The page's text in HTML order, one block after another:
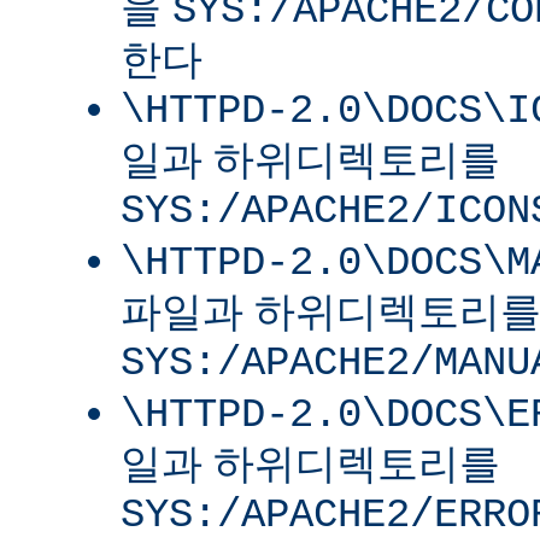
SYS:/APACHE2/
한다
\HTTPD-
일과 하위디렉토리를
SYS:/APACHE2/
\HTTPD-
파일과 하위디렉토리를
SYS:/APACHE2/
\HTTPD-
일과 하위디렉토리를
SYS:/APACHE2/